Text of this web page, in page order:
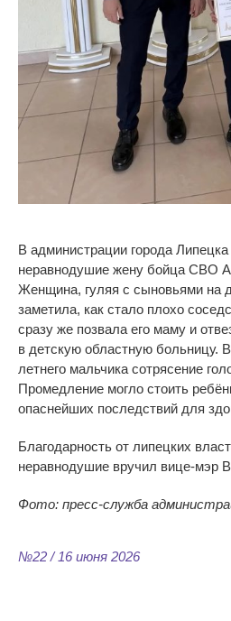
В администрации города
неравнодушие жену бойца СВО
Женщина, гуляя с сыновьями на
заметила, как стало плохо
сразу же позвала его маму и
в детскую областную больницу.
летнего мальчика сотрясение
Промедление могло стоить
опаснейших последствий для
Благодарность от липецких
неравнодушие вручил вице-мэр
Фото: пресс-служба
№22 / 16 июня 2026